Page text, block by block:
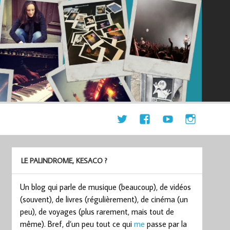
LE PALINDROME, KESACO ?
Un blog qui parle de musique (beaucoup), de vidéos
(souvent), de livres (régulièrement), de cinéma (un
peu), de voyages (plus rarement, mais tout de
même). Bref, d’un peu tout ce quime passe par la